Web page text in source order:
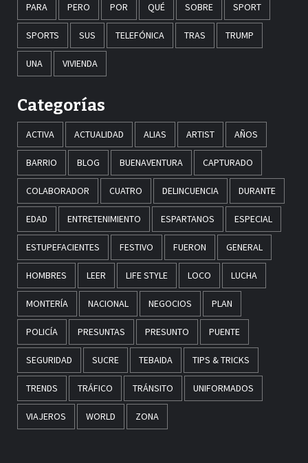
PARA PERO POR QUÉ SOBRE SPORT
SPORTS SUS TELEFÓNICA TRAS TRUMP
UNA VIVIENDA
Categorías
ACTIVA ACTUALIDAD ALIAS ARTIST AÑOS
BARRIO BLOG BUENAVENTURA CAPTURADO
COLABORADOR CUATRO DELINCUENCIA DURANTE
EDAD ENTRETENIMIENTO ESPARTANOS ESPECIAL
ESTUPEFACIENTES FESTIVO FUERON GENERAL
HOMBRES LEER LIFE STYLE LOCO LUCHA
MONTERÍA NACIONAL NEGOCIOS PLAN
POLICÍA PRESUNTAS PRESUNTO PUENTE
SEGURIDAD SUCRE TEBAIDA TIPS & TRICKS
TRENDS TRÁFICO TRÁNSITO UNIFORMADOS
VIAJEROS WORLD ZONA